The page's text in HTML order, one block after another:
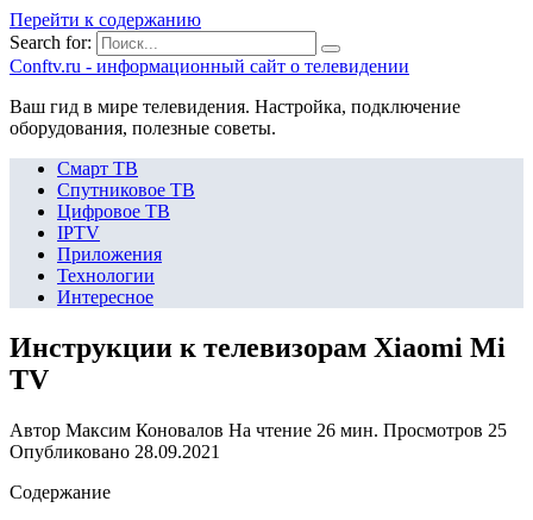
Перейти к содержанию
Search for:
Сonftv.ru - информационный сайт о телевидении
Ваш гид в мире телевидения. Настройка, подключение
оборудования, полезные советы.
Смарт ТВ
Спутниковое ТВ
Цифровое ТВ
IPTV
Приложения
Технологии
Интересное
Инструкции к телевизорам Xiaomi Mi
TV
Автор Максим Коновалов На чтение 26 мин. Просмотров 25
Опубликовано 28.09.2021
Содержание